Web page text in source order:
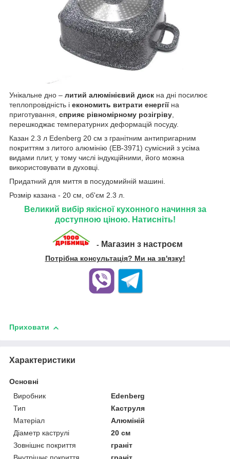
Унікальне дно – литий алюмінієвий диск на дні посилює
теплопровідність і економить витрати енергіїна
приготування, сприяє рівномірному розігріву
перешкоджає температурних деформацій посуду.
Казан 2.3 л Edenberg 20 см з гранітним антипригарним
покриттям з литого алюмінію (EB-3971) сумісний з усіма
видами плит, у тому числі індукційними, його можна
використовувати в духовці.
Придатний для миття в посудомийній машині.
Розмір казана - 20 см, об'єм 2.3 л.
Великий вибір якісної кухонного начиння за
доступною ціною. Натисніть!
- Магазин з настроєм
Потрібна консультація? Ми на зв'язку!
Приховати
Характеристики
Основні
Виробник
Edenberg
Тип
Каструля
Матеріал
Алюміній
Діаметр каструлі
20 см
Зовнішнє покриття
граніт